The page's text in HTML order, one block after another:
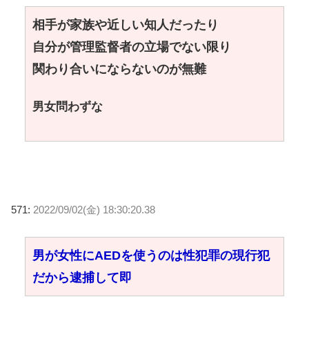
相手が家族や近しい知人だったり
自分が管理監督者の立場でない限り
関わり合いにならないのが無難
男女問わずな
571: 2022/09/02(金) 18:30:20.38
男が女性にAEDを使うのは性犯罪の現行犯
だから逮捕して即